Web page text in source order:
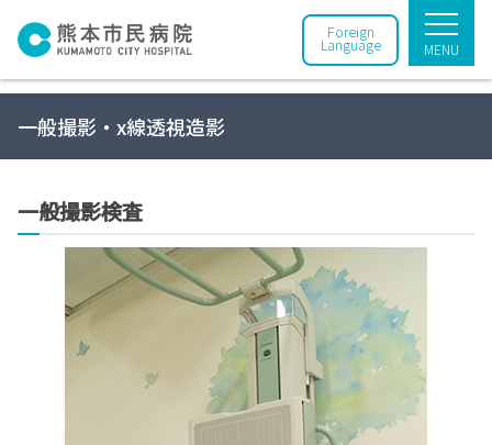
Foreign
Language MENU
一般撮影・x線透視造影
一般撮影検査